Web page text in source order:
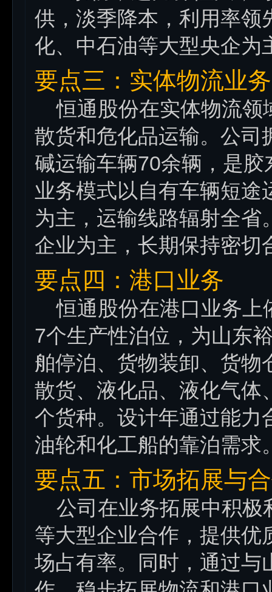
供，淡季降本，利用率领
化、中石油等大型央企为
要点三：实体物流业务
恒通股份在实体物流领
散货和危化品运输。公司
碱运输车辆70余辆，是
业务模式以自有车辆短途
为主，运输线路辐射全
企业为主，长期保持密切
要点四：港口业务
恒通股份在港口业务上
7个生产性泊位，为山东
舶停泊、货物装卸、货物
散货、液化品、液化气体
个货种。设计年通过能力
油轮和化工船的靠泊需求
要点五：市场拓展与
公司在业务拓展中积极
等大型企业合作，提供优
场占有率。同时，通过与